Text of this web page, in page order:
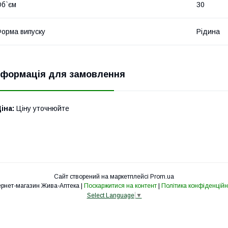
30
випуску Рідина
для замовлення
Ціну уточнюйте
Сайт створений на маркетплейсі Prom.ua
Поскаржитися на контент
Політика
Select Language ▼